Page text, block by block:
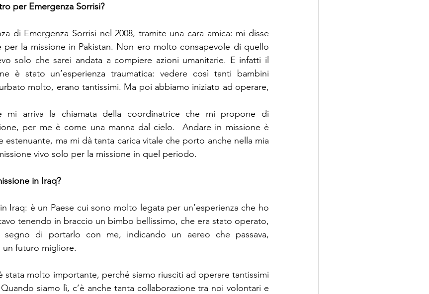
per Emergenza Sorrisi?
di Emergenza Sorrisi nel 2008, tramite una cara amica: mi disse
per la missione in Pakistan. Non ero molto consapevole di quello
solo che sarei andata a compiere azioni umanitarie. E infatti il
è stato un’esperienza traumatica: vedere così tanti bambini
molto, erano tantissimi. Ma poi abbiamo iniziato ad operare,
mi arriva la chiamata della coordinatrice che mi propone di
per me è come una manna dal cielo.  Andare in missione è
estenuante, ma mi dà tanta carica vitale che porto anche nella mia
vivo solo per la missione in quel periodo.
in Iraq?
Iraq: è un Paese cui sono molto legata per un’esperienza che ho
tenendo in braccio un bimbo bellissimo, che era stato operato,
di portarlo con me, indicando un aereo che passava,
futuro migliore.
stata molto importante, perché siamo riusciti ad operare tantissimi
siamo lì, c’è anche tanta collaborazione tra noi volontari e